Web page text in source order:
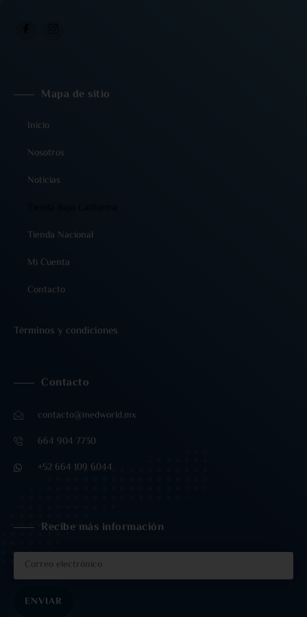
Mapa de sitio
Inicio
Nosotros
Noticias
Tienda Nacional
Mi Cuenta
Contacto
Términos y condiciones
Contacto
contacto@medworld.mx
664 904 7730
+52 664 109 6044
Recibe más información
ENVIAR